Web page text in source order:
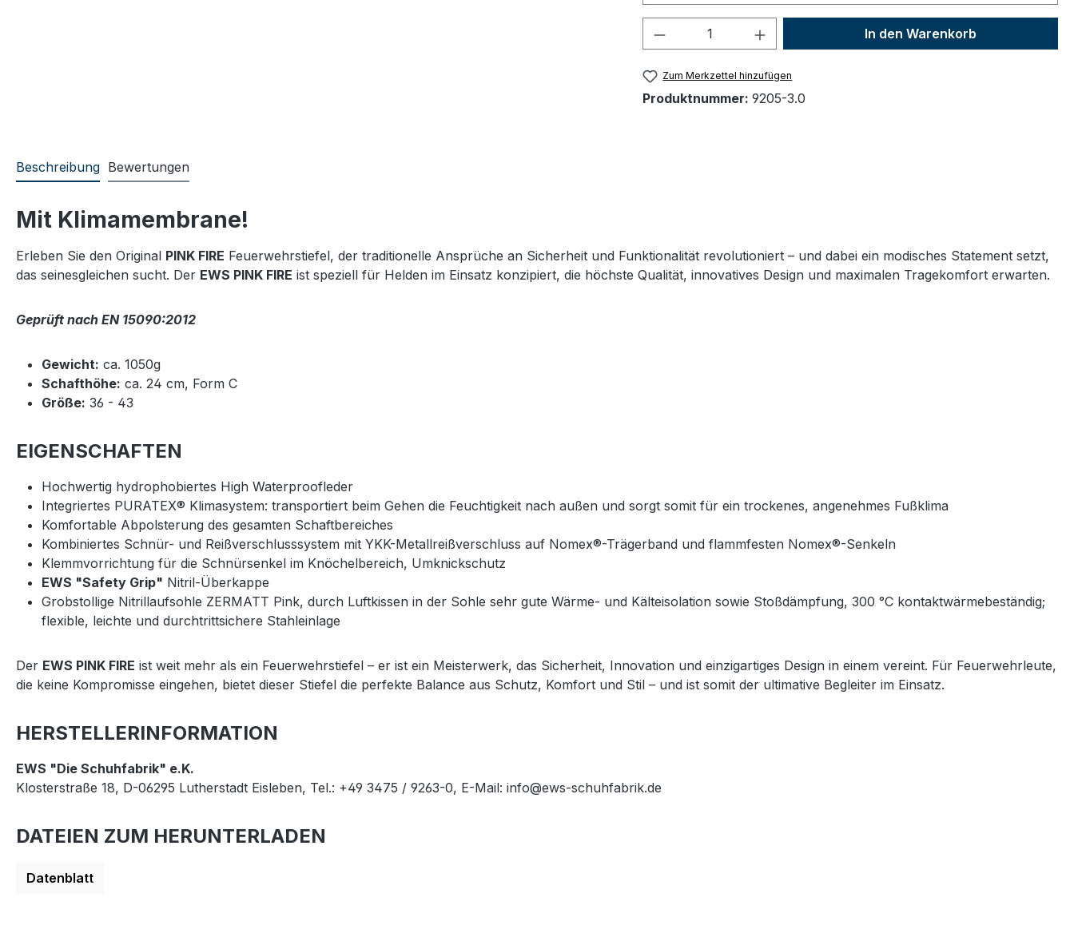
Produkt Anzahl: Gib den gewünschten Wert
In den Warenkorb
Zum Merkzettel hinzufügen
Produktnummer: 9205-3.0
Beschreibung Bewertungen
Mit Klimamembrane!
Erleben Sie den Original PINK FIRE Feuerwehrstiefel, der traditionelle Ansprüche an Sicherheit und Funktionalität revolutioniert – und dabei ein modisches Statement setzt,
das seinesgleichen sucht. Der EWS PINK FIRE ist speziell für Helden im Einsatz konzipiert, die höchste Qualität, innovatives Design und maximalen Tragekomfort erwarten.
Geprüft nach EN 15090:2012
Gewicht: ca. 1050g
Schafthöhe: ca. 24 cm, Form C
Größe: 36 - 43
EIGENSCHAFTEN
Hochwertig hydrophobiertes High Waterproofleder
Integriertes PURATEX® Klimasystem: transportiert beim Gehen die Feuchtigkeit nach außen und sorgt somit für ein trockenes, angenehmes Fußklima
Komfortable Abpolsterung des gesamten Schaftbereiches
Kombiniertes Schnür- und Reißverschlusssystem mit YKK-Metallreißverschluss auf Nomex®-Trägerband und flammfesten Nomex®-Senkeln
Klemmvorrichtung für die Schnürsenkel im Knöchelbereich, Umknickschutz
EWS "Safety Grip" Nitril-Überkappe
Grobstollige Nitrillaufsohle ZERMATT Pink, durch Luftkissen in der Sohle sehr gute Wärme- und Kälteisolation sowie Stoßdämpfung, 300 °C kontaktwärmebeständig;
flexible, leichte und durchtrittsichere Stahleinlage
Der EWS PINK FIRE ist weit mehr als ein Feuerwehrstiefel – er ist ein Meisterwerk, das Sicherheit, Innovation und einzigartiges Design in einem vereint. Für Feuerwehrleute,
die keine Kompromisse eingehen, bietet dieser Stiefel die perfekte Balance aus Schutz, Komfort und Stil – und ist somit der ultimative Begleiter im Einsatz.
HERSTELLERINFORMATION
EWS "Die Schuhfabrik" e.K.
Klosterstraße 18, D-06295 Lutherstadt Eisleben, Tel.: +49 3475 / 9263-0, E-Mail: info@ews-schuhfabrik.de
DATEIEN ZUM HERUNTERLADEN
Datenblatt